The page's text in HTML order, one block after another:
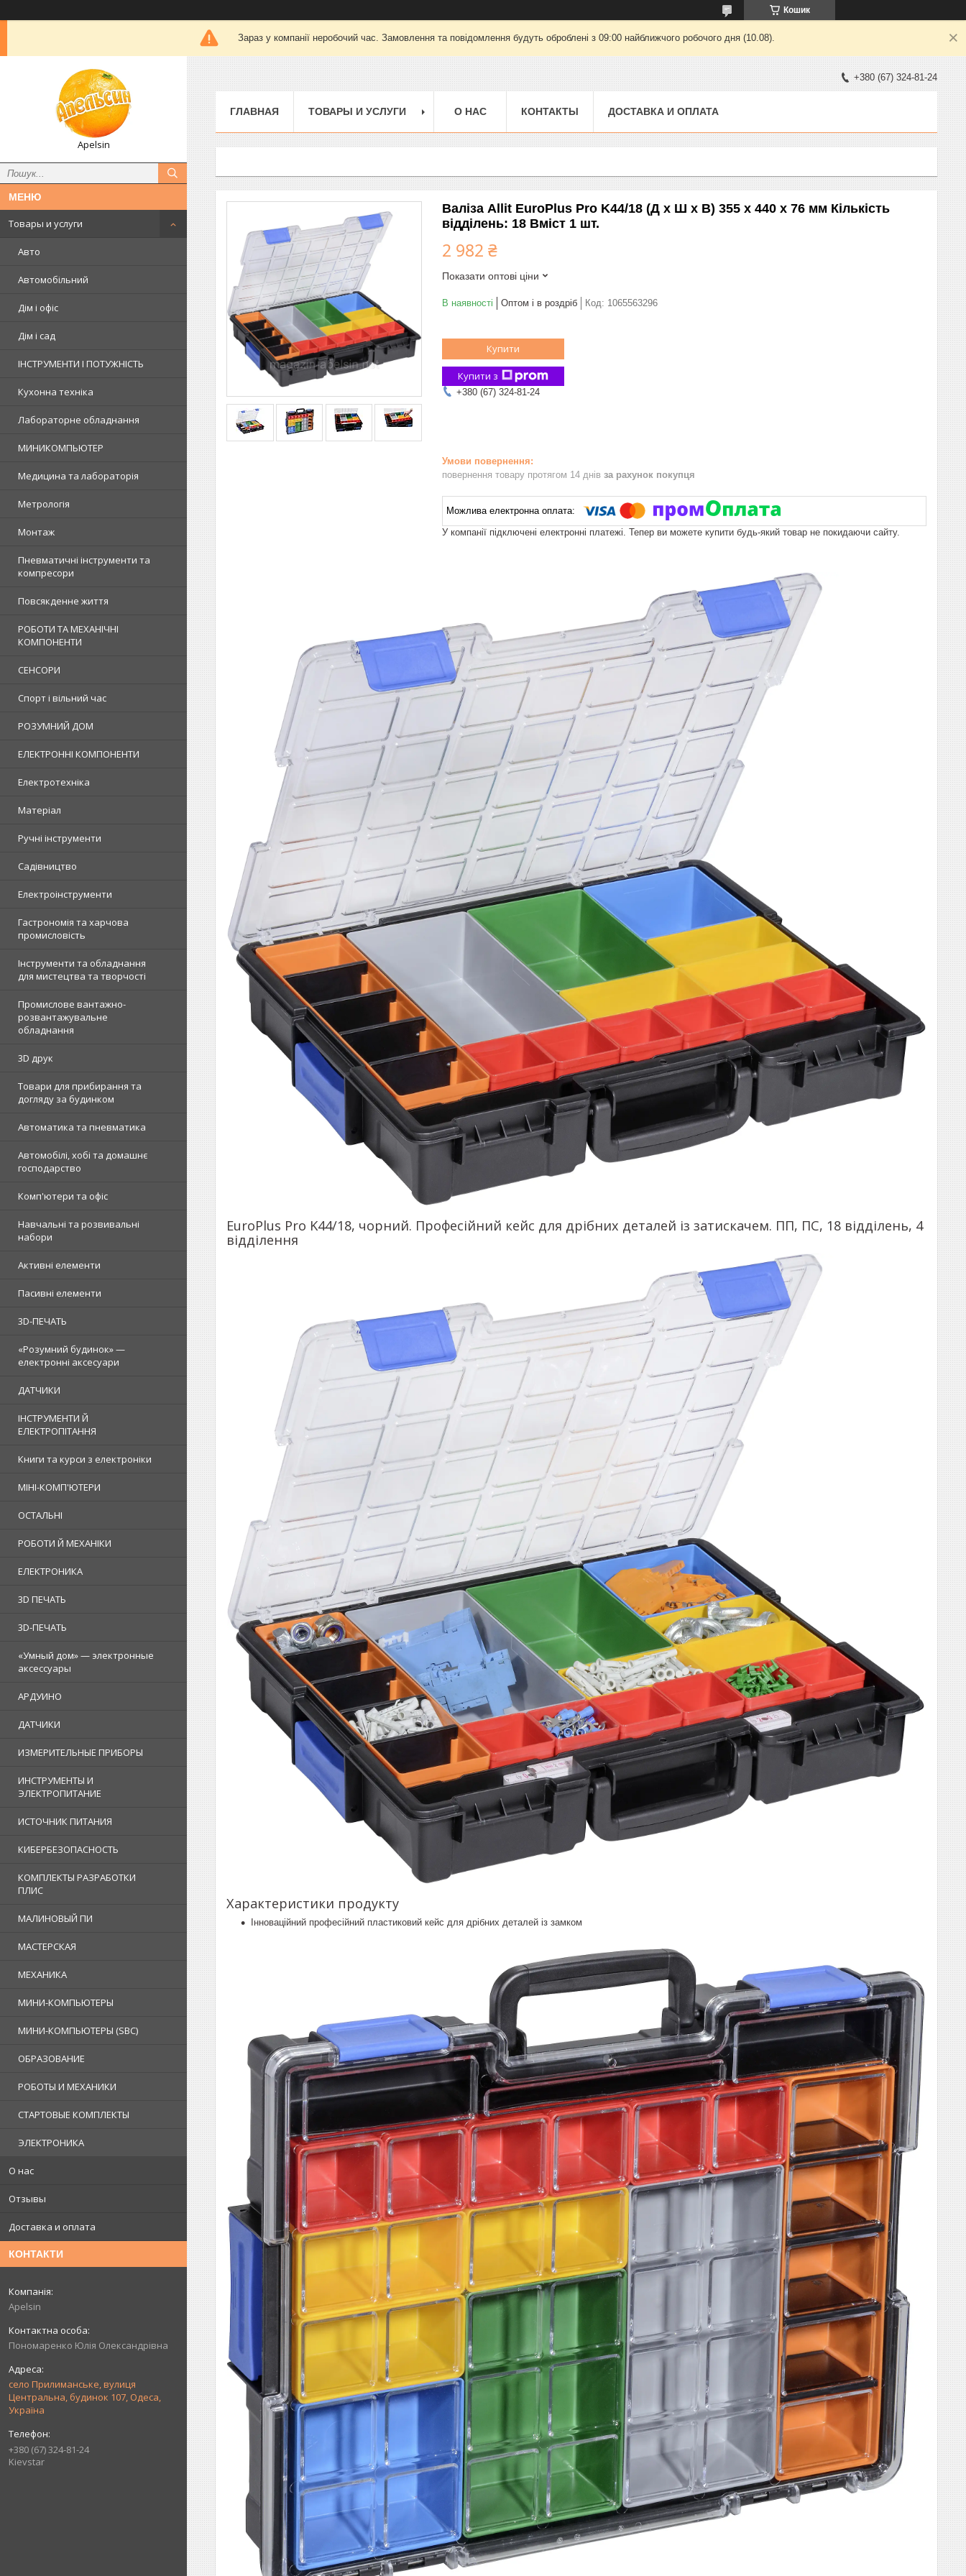
Кошик
Зараз у компанії неробочий час. Замовлення та повідомлення будуть оброблені з 09:00 найближчого робочого дня (10.08).
Apelsin
Товары и услуги
Авто
Автомобільний
Дім і офіс
Дім і сад
ІНСТРУМЕНТИ І ПОТУЖНІСТЬ
Кухонна техніка
Лабораторне обладнання
МИНИКОМПЬЮТЕР
Медицина та лабораторія
Метрологія
Монтаж
Пневматичні інструменти та
компресори
Повсякденне життя
РОБОТИ ТА МЕХАНІЧНІ
КОМПОНЕНТИ
СЕНСОРИ
Спорт і вільний час
РОЗУМНИЙ ДОМ
ЕЛЕКТРОННІ КОМПОНЕНТИ
Електротехніка
Матеріал
Ручні інструменти
Садівництво
Електроінструменти
Гастрономія та харчова
промисловість
Інструменти та обладнання
для мистецтва та творчості
Промислове вантажно-
розвантажувальне
обладнання
3D друк
Товари для прибирання та
догляду за будинком
Автоматика та пневматика
Автомобілі, хобі та домашнє
господарство
Комп'ютери та офіс
Навчальні та розвивальні
набори
Активні елементи
Пасивні елементи
3D-ПЕЧАТЬ
«Розумний будинок» —
електронні аксесуари
ДАТЧИКИ
ІНСТРУМЕНТИ Й
ЕЛЕКТРОПІТАННЯ
Книги та курси з електроніки
МІНІ-КОМП'ЮТЕРИ
ОСТАЛЬНІ
РОБОТИ Й МЕХАНІКИ
ЕЛЕКТРОНИКА
3D ПЕЧАТЬ
3D-ПЕЧАТЬ
«Умный дом» — электронные
аксессуары
АРДУИНО
ДАТЧИКИ
ИЗМЕРИТЕЛЬНЫЕ ПРИБОРЫ
ИНСТРУМЕНТЫ И
ЭЛЕКТРОПИТАНИЕ
ИСТОЧНИК ПИТАНИЯ
КИБЕРБЕЗОПАСНОСТЬ
КОМПЛЕКТЫ РАЗРАБОТКИ
ПЛИС
МАЛИНОВЫЙ ПИ
МАСТЕРСКАЯ
МЕХАНИКА
МИНИ-КОМПЬЮТЕРЫ
МИНИ-КОМПЬЮТЕРЫ (SBC)
ОБРАЗОВАНИЕ
РОБОТЫ И МЕХАНИКИ
СТАРТОВЫЕ КОМПЛЕКТЫ
ЭЛЕКТРОНИКА
О нас
Отзывы
Доставка и оплата
КОНТАКТИ
Apelsin
Пономаренко Юлія Олександрівна
село Прилиманське, вулиця
Центральна, будинок 107, Одеса,
Україна
+380 (67) 324-81-24
Kievstar
+380 (67) 324-81-24
ГЛАВНАЯ ТОВАРЫ И УСЛУГИ О НАС КОНТАКТЫ ДОСТАВКА И ОПЛАТА
Валіза Allit EuroPlus Pro K44/18 (Д x Ш x В) 355 x 440 x 76 мм Кількість
відділень: 18 Вміст 1 шт.
2 982 ₴
Показати оптові ціни
В наявності Оптом і в роздріб Код: 1065563296
Купити
Купити з
+380 (67) 324-81-24
повернення товару протягом 14 днів за рахунок покупця
У компанії підключені електронні платежі. Тепер ви можете купити будь-який товар не покидаючи сайту.
EuroPlus Pro K44/18, чорний. Професійний кейс для дрібних деталей із затискачем. ПП, ПС, 18 відділень, 4
відділення
Характеристики продукту
Інноваційний професійний пластиковий кейс для дрібних деталей із замком